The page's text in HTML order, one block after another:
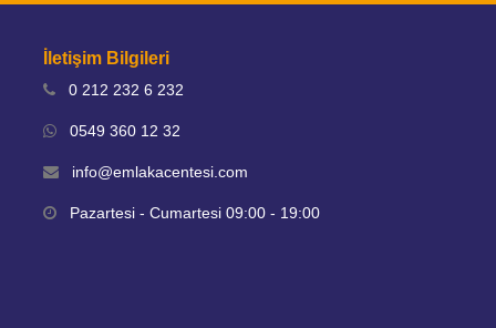
İletişim Bilgileri
0 212 232 6 232
0549 360 12 32
info@emlakacentesi.com
Pazartesi - Cumartesi 09:00 - 19:00